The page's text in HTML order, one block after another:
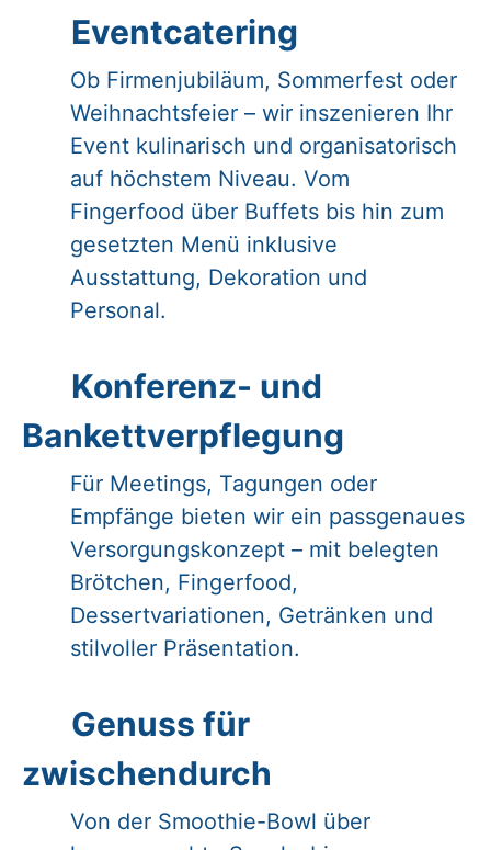
Eventcatering
Ob Firmenjubiläum, Sommerfest oder
Weihnachtsfeier – wir inszenieren Ihr
Event kulinarisch und organisatorisch
auf höchstem Niveau. Vom
Fingerfood über Buffets bis hin zum
gesetzten Menü inklusive
Ausstattung, Dekoration und
Personal.
Konferenz- und
Bankettverpflegung
Für Meetings, Tagungen oder
Empfänge bieten wir ein passgenaues
Versorgungskonzept – mit belegten
Brötchen, Fingerfood,
Dessertvariationen, Getränken und
stilvoller Präsentation.
Genuss für
zwischendurch
Von der Smoothie-Bowl über